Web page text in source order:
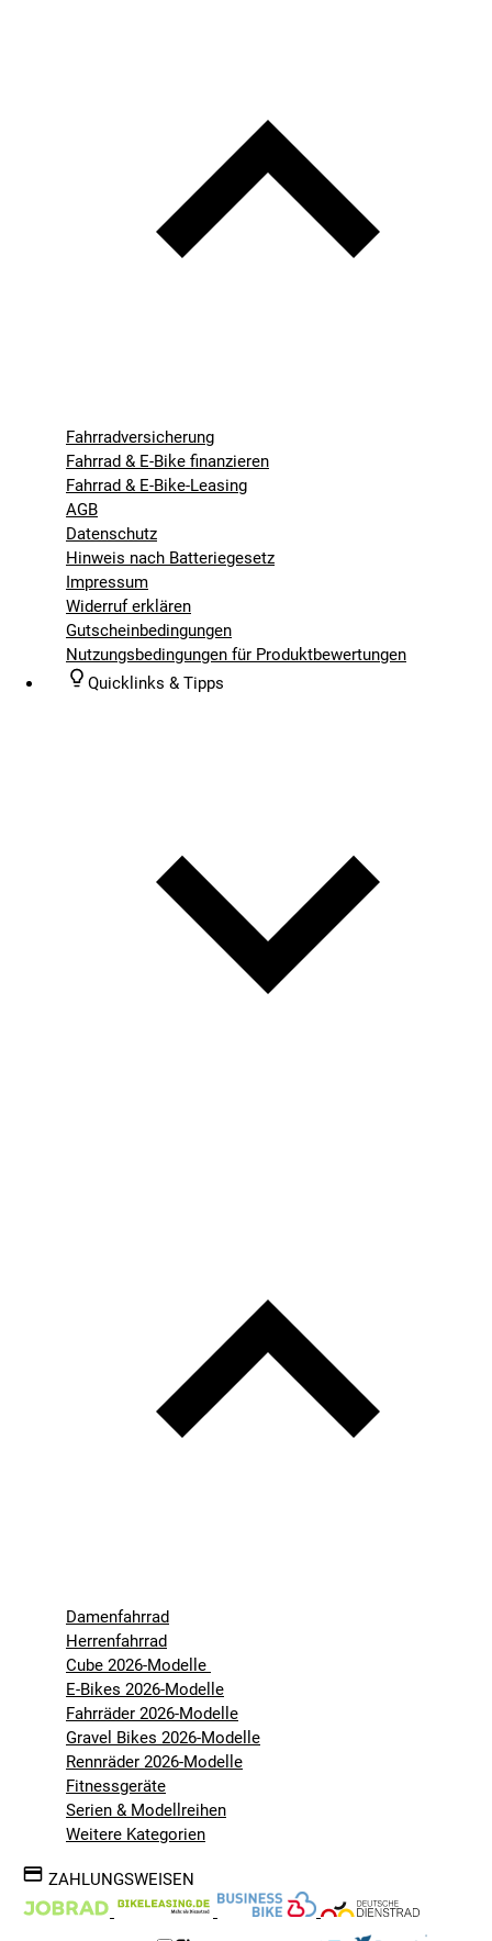
Fahrradversicherung
Fahrrad & E-Bike finanzieren
Fahrrad & E-Bike-Leasing
AGB
Datenschutz
Hinweis nach Batteriegesetz
Impressum
Widerruf erklären
Gutscheinbedingungen
Nutzungsbedingungen für Produktbewertungen
Quicklinks & Tipps
Damenfahrrad
Herrenfahrrad
Cube 2026-Modelle
E-Bikes 2026-Modelle
Fahrräder 2026-Modelle
Gravel Bikes 2026-Modelle
Rennräder 2026-Modelle
Fitnessgeräte
Serien & Modellreihen
Weitere Kategorien
ZAHLUNGSWEISEN